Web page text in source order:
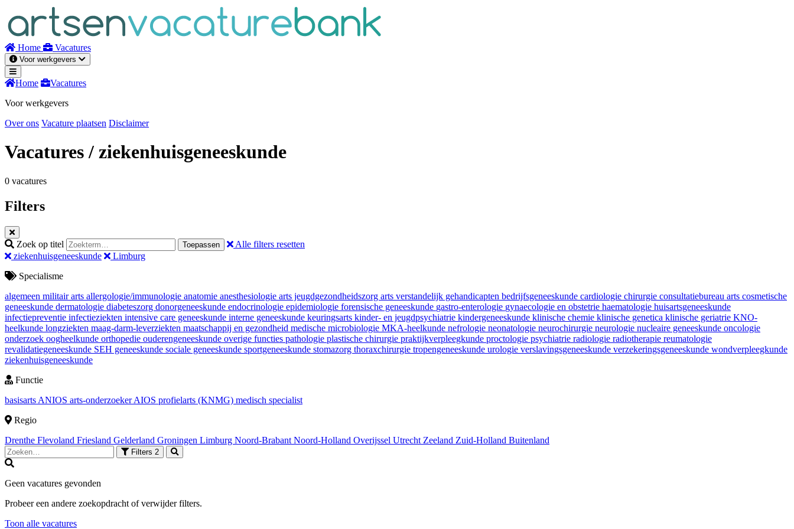
inhoud
Home Vacatures
Voor werkgevers
Home
Vacatures
Voor werkgevers
Over ons Vacature plaatsen Disclaimer
Vacatures/ ziekenhuisgeneeskunde
0 vacatures
Filters
Zoek op titel Toepassen
Alle filters resetten
ziekenhuisgeneeskunde
Limburg
Specialisme
algemeen militair arts allergologie/immunologie anatomie anesthesiologie arts jeugdgezondheidszorg arts verstandelijk gehandicapten bedrijfsgeneeskunde cardiologie chirurgie consultatiebureau arts cosmetische
geneeskunde dermatologie diabeteszorg donorgeneeskunde endocrinologie epidemiologie forensische geneeskunde gastro-enterologie gynaecologie en obstetrie haematologie huisartsgeneeskunde
infectiepreventie infectieziekten intensive care geneeskunde interne geneeskunde keuringsarts kinder- en jeugdpsychiatrie kindergeneeskunde klinische chemie klinische genetica klinische geriatrie KNO-
heelkunde longziekten maag-darm-leverziekten maatschappij en gezondheid medische microbiologie MKA-heelkunde nefrologie neonatologie neurochirurgie neurologie nucleaire geneeskunde oncologie
onderzoek oogheelkunde orthopedie ouderengeneeskunde overige functies pathologie plastische chirurgie praktijkverpleegkunde proctologie psychiatrie radiologie radiotherapie reumatologie
revalidatiegeneeskunde SEH geneeskunde sociale geneeskunde sportgeneeskunde stomazorg thoraxchirurgie tropengeneeskunde urologie verslavingsgeneeskunde verzekeringsgeneeskunde wondverpleegkunde
ziekenhuisgeneeskunde
Functie
basisarts ANIOS arts-onderzoekerAIOS profielarts (KNMG) medisch specialist
Regio
Drenthe Flevoland Friesland Gelderland Groningen Limburg Noord-Brabant Noord-Holland Overijssel Utrecht Zeeland Zuid-Holland Buitenland
Filters 2
Geen vacatures gevonden
Probeer een andere zoekopdracht of verwijder filters.
Toon alle vacatures